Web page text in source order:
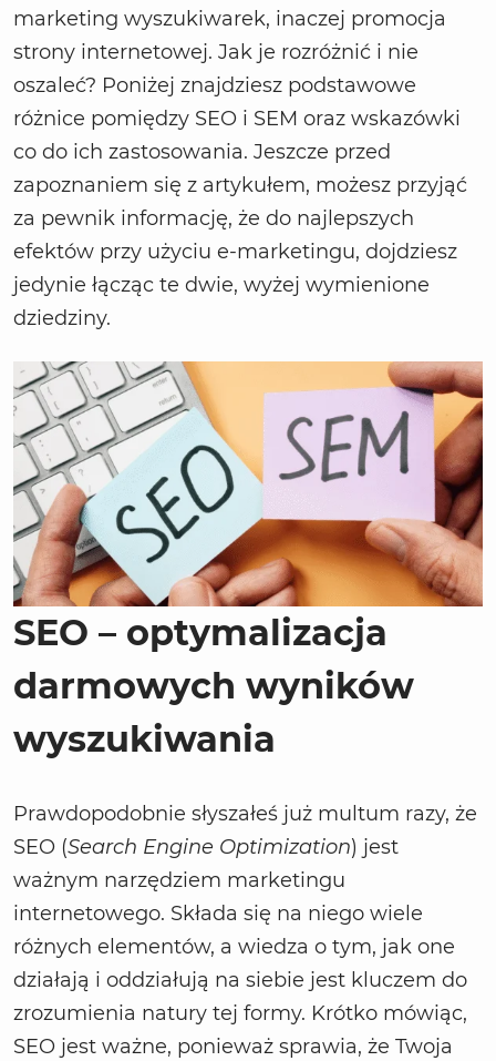
marketing wyszukiwarek, inaczej promocja
strony internetowej. Jak je rozróżnić i nie
oszaleć? Poniżej znajdziesz podstawowe
różnice pomiędzy SEO i SEM oraz wskazówki
co do ich zastosowania. Jeszcze przed
zapoznaniem się z artykułem, możesz przyjąć
za pewnik informację, że do najlepszych
efektów przy użyciu e-marketingu, dojdziesz
jedynie łącząc te dwie, wyżej wymienione
dziedziny.
SEO – optymalizacja
darmowych wyników
wyszukiwania
Prawdopodobnie słyszałeś już multum razy, że
SEO (Search Engine Optimization) jest
ważnym narzędziem marketingu
internetowego. Składa się na niego wiele
różnych elementów, a wiedza o tym, jak one
działają i oddziałują na siebie jest kluczem do
zrozumienia natury tej formy. Krótko mówiąc,
SEO jest ważne, ponieważ sprawia, że Twoja